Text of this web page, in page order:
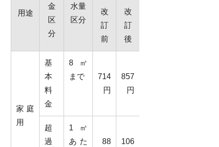
用途
金
区
分
水量
区分
改
訂
前
改
訂
後
家庭
用
基
本
料
金
8㎥
まで
714
円
857
円
超
過
1㎥
あた
88
106